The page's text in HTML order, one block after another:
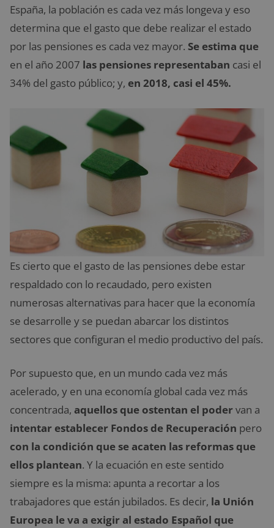
España, la población es cada vez más longeva y eso
determina que el gasto que debe realizar el estado
por las pensiones es cada vez mayor. Se estima que
en el año 2007 las pensiones representaban casi el
34% del gasto público; y, en 2018, casi el 45%.
Es cierto que el gasto de las pensiones debe estar
respaldado con lo recaudado, pero existen
numerosas alternativas para hacer que la economía
se desarrolle y se puedan abarcar los distintos
sectores que configuran el medio productivo del país.
Por supuesto que, en un mundo cada vez más
acelerado, y en una economía global cada vez más
concentrada, aquellos que ostentan el podervan a
intentar establecer Fondos de Recuperación pero
con la condición que se acaten las reformas que
ellos plantean. Y la ecuación en este sentido
siempre es la misma: apunta a recortar a los
trabajadores que están jubilados. Es decir, la Unión
Europea le va a exigir al estado Español que